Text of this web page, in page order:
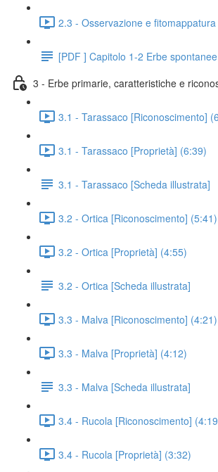
2.3 - Osservazione e
[PDF ] Capitolo 1-2 Erbe
3 - Erbe primarie, caratteristiche e
3.1 - Tarassaco [Riconoscimento]
3.1 - Tarassaco [Proprietà] (6:39)
3.1 - Tarassaco [Scheda illustrata]
3.2 - Ortica [Riconoscimento] (5:41)
3.2 - Ortica [Proprietà] (4:55)
3.2 - Ortica [Scheda illustrata]
3.3 - Malva [Riconoscimento] (4:21)
3.3 - Malva [Proprietà] (4:12)
3.3 - Malva [Scheda illustrata]
3.4 - Rucola [Riconoscimento]
3.4 - Rucola [Proprietà] (3:32)